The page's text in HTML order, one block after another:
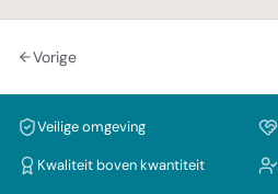
Vorige
Veilige omgeving
Kwaliteit boven kwantiteit